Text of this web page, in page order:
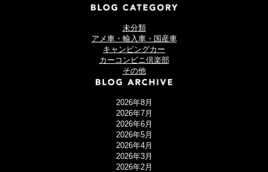
未分類
アメ車・輸入車・国産車
キャンピングカー
カーコンビニ倶楽部
その他
2026年8月
2026年7月
2026年6月
2026年5月
2026年4月
2026年3月
2026年2月